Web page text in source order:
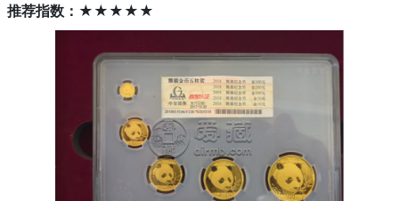
推荐指数：★★★★★